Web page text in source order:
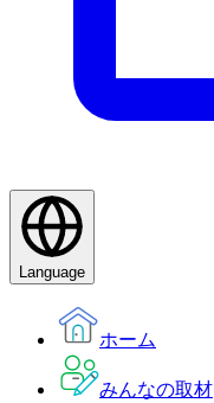
Language
ホーム
みんなの取材